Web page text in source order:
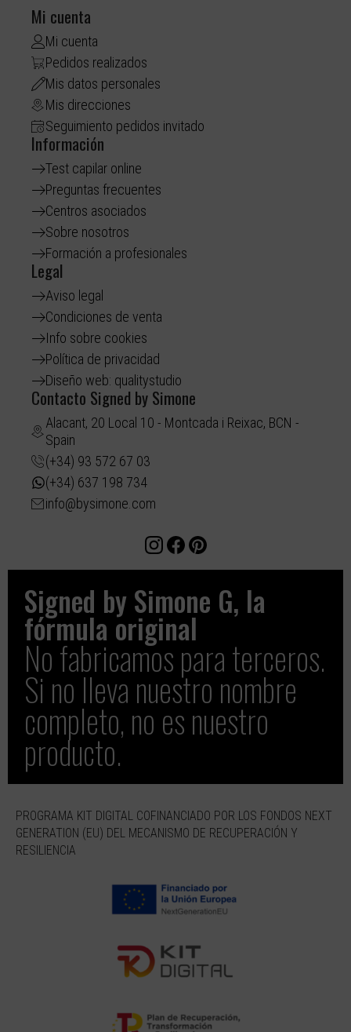
Mi cuenta
Mi cuenta
Pedidos realizados
Mis datos personales
Mis direcciones
Seguimiento pedidos invitado
Información
Test capilar online
Preguntas frecuentes
Centros asociados
Sobre nosotros
Formación a profesionales
Legal
Aviso legal
Condiciones de venta
Info sobre cookies
Política de privacidad
Diseño web: qualitystudio
Contacto Signed by Simone
Alacant, 20 Local 10 - Montcada i Reixac, BCN -
Spain
(+34) 93 572 67 03
(+34) 637 198 734
info@bysimone.com
Signed by Simone G, la
fórmula original​
No fabricamos para terceros.
Si no lleva nuestro nombre
completo, no es nuestro
producto.
PROGRAMA KIT DIGITAL COFINANCIADO POR LOS FONDOS NEXT
GENERATION (EU) DEL MECANISMO DE RECUPERACIÓN Y
RESILIENCIA